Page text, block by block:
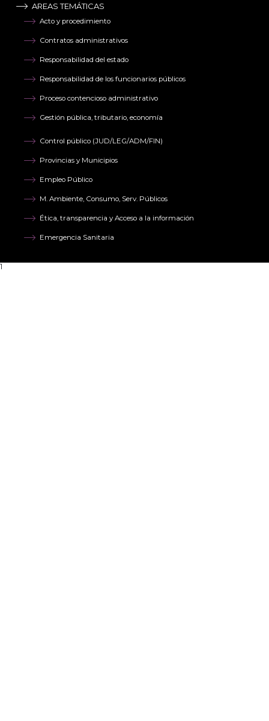
AREAS TEMÁTICAS
Acto y procedimiento
Contratos administrativos
Responsabilidad del estado
Responsabilidad de los funcionarios públicos
Proceso contencioso administrativo
Gestión pública, tributario, economía
Control público (JUD/LEG/ADM/FIN)
Provincias y Municipios
Empleo Público
M. Ambiente, Consumo, Serv. Públicos
Ética, transparencia y Acceso a la información
Emergencia Sanitaria
1